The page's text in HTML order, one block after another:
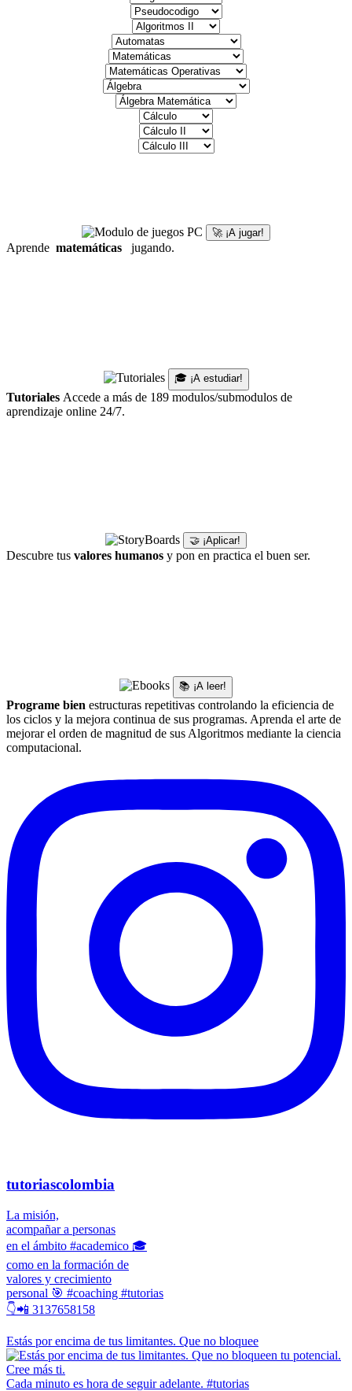
🚀 ¡A jugar!
Aprende matemáticas jugando.
🎓 ¡A estudiar!
Tutoriales Accede a más de 189 modulos/submodulos de
aprendizaje online 24/7.
🤝 ¡Aplicar!
Descubre tus valores humanos y pon en practica el buen ser.
📚 ¡A leer!
Programe bien estructuras repetitivas controlando la eficiencia de
los ciclos y la mejora continua de sus programas. Aprenda el arte de
mejorar el orden de magnitud de sus Algoritmos mediante la ciencia
computacional.
tutoriascolombia
La misión,
acompañar a personas
en el ámbito #academico 🎓
como en la formación de
valores y crecimiento
personal 🎯 #coaching #tutorias
👇📲 3137658158
Estás por encima de tus limitantes. Que no bloquee
Cada minuto es hora de seguir adelante. #tutorias